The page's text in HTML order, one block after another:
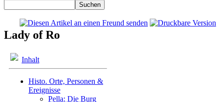
Lady of Ro
Inhalt
Histo. Orte, Personen &
Ereignisse
Pella: Die Burg